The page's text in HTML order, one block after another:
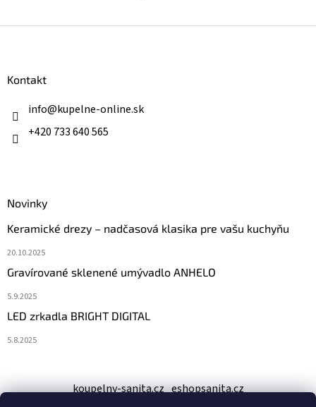
Kontakt
info@kupelne-online.sk
+420 733 640 565
Novinky
Keramické drezy – nadčasová klasika pre vašu kuchyňu
20.10.2025
Gravírované sklenené umývadlo ANHELO
5.9.2025
LED zrkadla BRIGHT DIGITAL
5.8.2025
koupelny-sanita.cz eshopsanita.cz